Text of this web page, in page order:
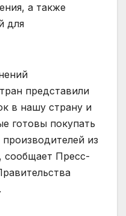
а также
для
представили
в нашу страну и
готовы покупать
из
сообщает Пресс-